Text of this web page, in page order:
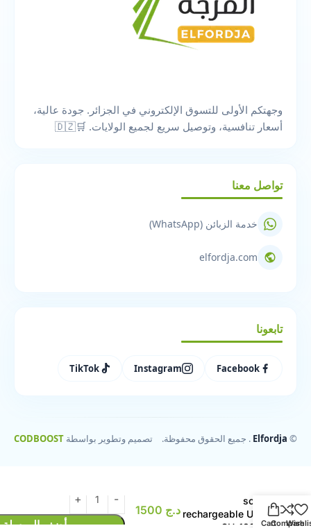
وجهتكم الأولى للتسوق الإلكتروني في الجزائر. جودة عالية،
أسعار تنافسية، وتوصيل سريع لجميع الولايات. 🛒🇩🇿
تواصل معنا
خدمة الزبائن (WhatsApp)
elfordja.com
تابعونا
Facebook
Instagram
TikTok
©
Elfordja . جميع الحقوق محفوظة. تصميم وتطوير بواسطة CODBOOST
solar
rechargeable USB د.ج
أضف إلى سلة
Compare
Cart